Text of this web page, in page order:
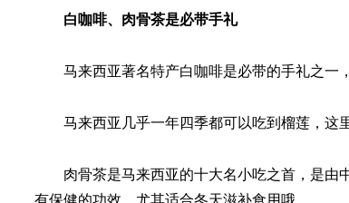
白咖啡、肉骨茶是必带手礼
马来西亚著名特产白咖啡是必带的手礼之一
马来西亚几乎一年四季都可以吃到榴莲，这
肉骨茶是马来西亚的十大名小吃之首，是由
有保健的功效，尤其适合冬天滋补食用哦。